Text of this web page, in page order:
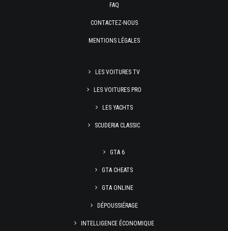
FAQ
CONTACTEZ-NOUS
MENTIONS LÉGALES
LES VOITURES TV
LES VOITURES PRO
LES YACHTS
SCUDERIA CLASSIC
GTA 6
GTA CHEATS
GTA ONLINE
DÉPOUSSIÉRAGE
INTELLIGENCE ÉCONOMIQUE